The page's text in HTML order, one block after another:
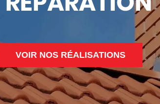
VOIR NOS RÉALISATIONS